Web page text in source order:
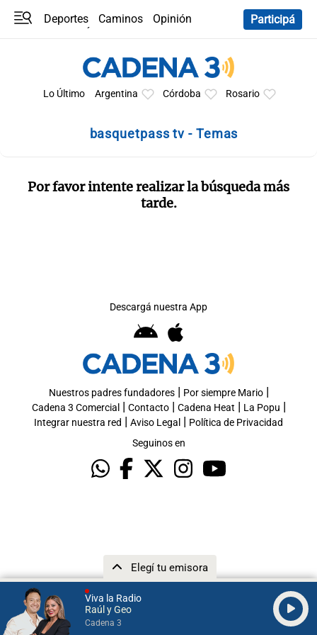
Viva la Radio
Raúl y Geo
Cadena 3
Elegí tu emisora
Deportes Caminos
Opinión
Participá
Lo Último Argentina Córdoba Rosario
basquetpass tv - Temas
Por favor intente realizar la búsqueda más
tarde.
Descargá nuestra App
Nuestros padres fundadores| Por siempre Mario|
Cadena 3 Comercial | Contacto| Cadena Heat | La Popu |
Integrar nuestra red | Aviso Legal | Política de Privacidad
Seguinos en